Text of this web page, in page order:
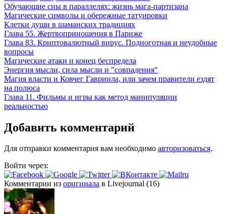
Обучающие сны в параллелях: жизнь мага-партизана
Магические символы и обережные татуировки
Клетки души в шаманских традициях
Глава 55. Жертвоприношения в Париже
Глава 83. Криптовалютный вирус. Подноготная и неудобные
вопросы
Магические атаки и конец беспредела
Энергия мысли, сила мысли и "совпадения"
Магия власти и Ковчег Гавриила, или зачем правители ездят
на полюса
Глава 11. Фильмы и игры как метод манипуляции
реальностью
Добавить комментарий
Для отправки комментария вам необходимо авторизоваться.
Войти через:
Комментарии из оригинала в Livejournal (16)